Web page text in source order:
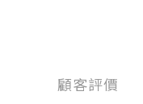
顧客評價